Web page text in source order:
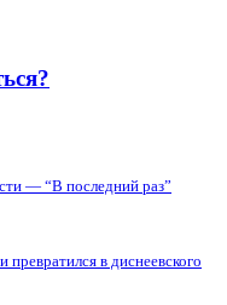
— “В последний раз”
в диснеевского